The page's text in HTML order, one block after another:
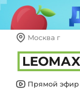
Москва г
Прямой эфир